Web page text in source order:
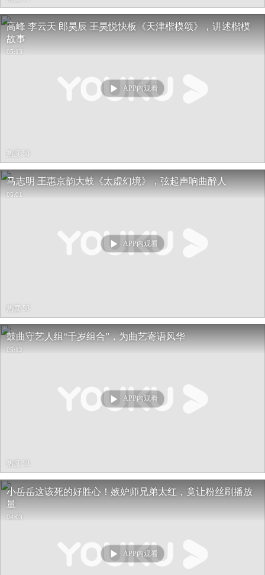
高峰 李云天 郎昊辰 王昊悦快板《天津楷模颂》，讲述楷模
故事
05:13
APP内观看
热度 58
马志明 王惠京韵大鼓《太虚幻境》，弦起声响曲醉人
05:01
APP内观看
热度 58
鼓曲守艺人组“千岁组合”，为曲艺寄语风华
05:12
APP内观看
热度 58
小岳岳这该死的好胜心！嫉妒师兄弟太红，竟让粉丝刷播放
量
04:03
APP内观看